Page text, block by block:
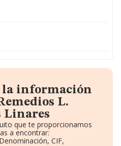
la información
L.
Linares
que te proporcionamos
a encontrar:
CIF,